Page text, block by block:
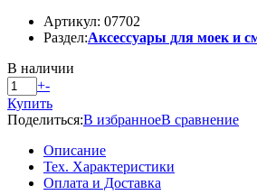
Артикул: 07702
Раздел:Аксессуары для моек и
В наличии
+-
Купить
Поделиться:В избранноеВ сравнение
Описание
Тех. Характеристики
Оплата и Доставка